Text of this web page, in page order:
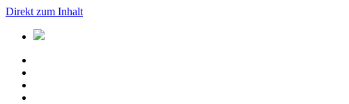
Direkt zum Inhalt